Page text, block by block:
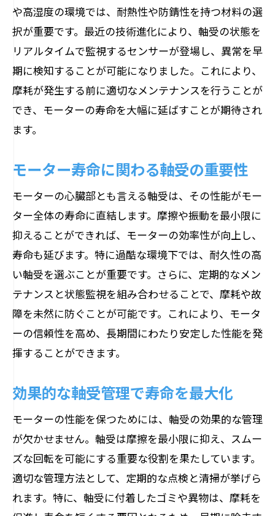
や高湿度の環境では、耐熱性や防錆性を持つ材料の選
択が重要です。最近の技術進化により、軸受の状態を
リアルタイムで監視するセンサーが登場し、異常を早
期に検知することが可能になりました。これにより、
摩耗が発生する前に適切なメンテナンスを行うことが
でき、モーターの寿命を大幅に延ばすことが期待され
ます。
モーター寿命に関わる軸受の重要性
モーターの心臓部とも言える軸受は、その性能がモー
ター全体の寿命に直結します。摩擦や振動を最小限に
抑えることができれば、モーターの効率性が向上し、
寿命も延びます。特に過酷な環境下では、耐久性の高
い軸受を選ぶことが重要です。さらに、定期的なメン
テナンスと状態監視を組み合わせることで、摩耗や故
障を未然に防ぐことが可能です。これにより、モータ
ーの信頼性を高め、長期間にわたり安定した性能を発
揮することができます。
効果的な軸受管理で寿命を最大化
モーターの性能を保つためには、軸受の効果的な管理
が欠かせません。軸受は摩擦を最小限に抑え、スムー
ズな回転を可能にする重要な役割を果たしています。
適切な管理方法として、定期的な点検と清掃が挙げら
れます。特に、軸受に付着したゴミや異物は、摩耗を